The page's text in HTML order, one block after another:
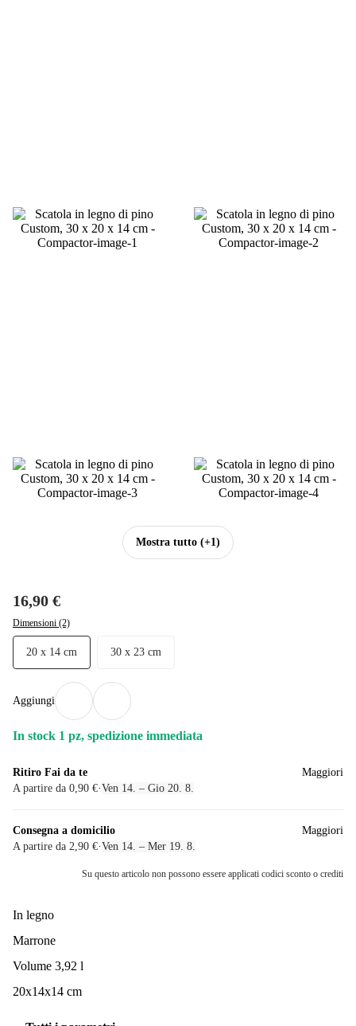
Mostra tutto (+1)
16,90 €
Dimensioni (2)
20 x 14 cm 30 x 23 cm
Aggiungi
In stock 1 pz, spedizione immediata
Ritiro Fai da te
A partire da 0,90 €·Ven 14. – Gio 20. 8.
Maggiori
Consegna a domicilio
A partire da 2,90 €·Ven 14. – Mer 19. 8.
Maggiori
Su questo articolo non possono essere applicati codici sconto o crediti
In legno
Marrone
Volume 3,92 l
20x14x14 cm